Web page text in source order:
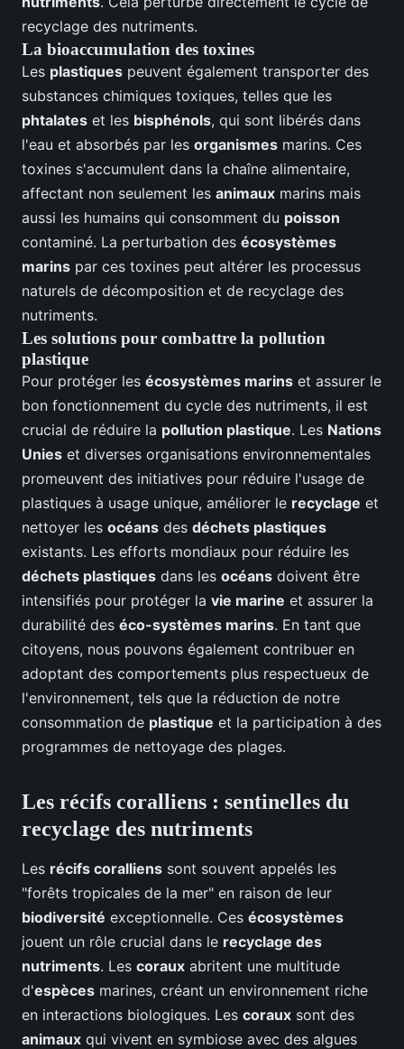
recyclage des nutriments.
La bioaccumulation des toxines
Les plastiques peuvent également transporter des
substances chimiques toxiques, telles que les
phtalates et les bisphénols, qui sont libérés dans
l'eau et absorbés par les organismes marins. Ces
toxines s'accumulent dans la chaîne alimentaire,
affectant non seulement les animaux marins mais
aussi les humains qui consomment du poisson
contaminé. La perturbation des écosystèmes
marins par ces toxines peut altérer les processus
naturels de décomposition et de recyclage des
nutriments.
Les solutions pour combattre la pollution
plastique
Pour protéger les écosystèmes marins et assurer le
bon fonctionnement du cycle des nutriments, il est
crucial de réduire la pollution plastique. Les Nations
Unies et diverses organisations environnementales
promeuvent des initiatives pour réduire l'usage de
plastiques à usage unique, améliorer le recyclage et
nettoyer les océans des déchets plastiques
existants. Les efforts mondiaux pour réduire les
déchets plastiques dans les océans doivent être
intensifiés pour protéger la vie marine et assurer la
durabilité des éco-systèmes marins. En tant que
citoyens, nous pouvons également contribuer en
adoptant des comportements plus respectueux de
l'environnement, tels que la réduction de notre
consommation de plastique et la participation à des
programmes de nettoyage des plages.
Les récifs coralliens : sentinelles du
recyclage des nutriments
Les récifs coralliens sont souvent appelés les
"forêts tropicales de la mer" en raison de leur
biodiversité exceptionnelle. Ces écosystèmes
jouent un rôle crucial dans le recyclage des
nutriments. Les coraux abritent une multitude
d'espèces marines, créant un environnement riche
en interactions biologiques. Les coraux sont des
animaux qui vivent en symbiose avec des algues